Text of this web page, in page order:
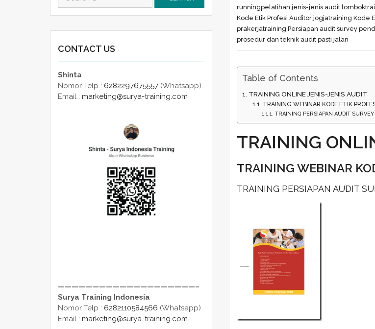
runningpelatihan jenis-jenis audit lombok
Kode Etik Profesi Auditor jogjatraining Kode
prakerjatraining Persiapan audit survey
prosedur dan teknik audit pasti jalan
Table of Contents
TRAINING ONLINE JENIS-JENIS AUDIT
TRAINING WEBINAR KODE ETIK
TRAINING PERSIAPAN AUDIT
TRAINING
TRAINING WEBINAR
TRAINING PERSIAPAN AUDIT
for:
CONTACT US
Shinta
Nomor Telp : 6282297675557 (Whatsapp)
Email : marketing@surya-training.com
————————————————————–
Surya Training Indonesia
Nomor Telp : 6282110584566 (Whatsapp)
Email : marketing@surya-training.com